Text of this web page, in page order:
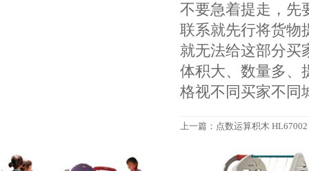
不要急着提走，先
联系就先行将货物
就无法给这部分买
体积大、数量多、
格视不同买家不同
上一篇： 点数运算积木 HL67002